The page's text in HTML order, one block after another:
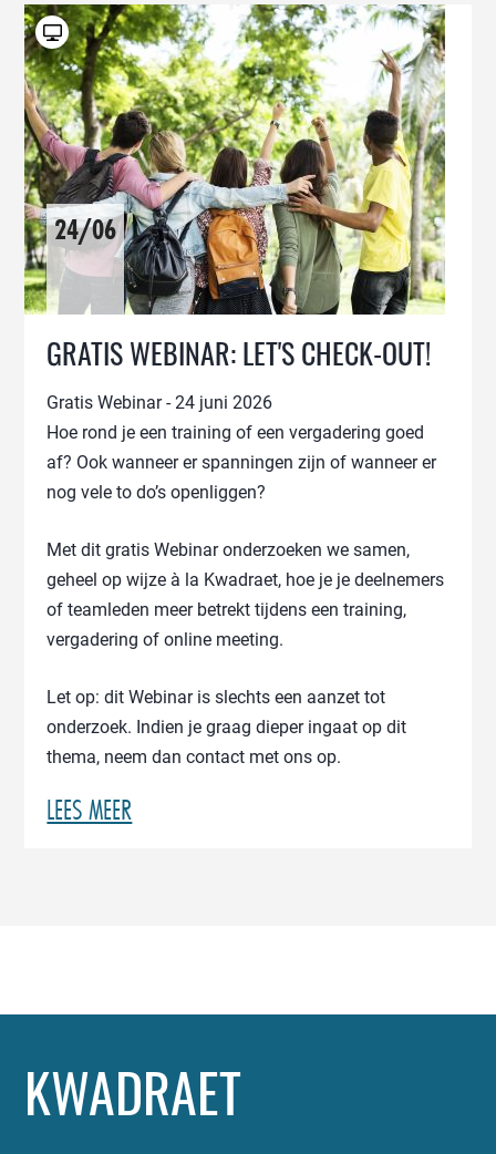
24/06
GRATIS WEBINAR: LET'S CHECK-OUT!
Gratis Webinar - 24 juni 2026
Hoe rond je een training of een vergadering goed
af? Ook wanneer er spanningen zijn of wanneer er
nog vele to do’s openliggen?
Met dit gratis Webinar onderzoeken we samen,
geheel op wijze à la Kwadraet, hoe je je deelnemers
of teamleden meer betrekt tijdens een training,
vergadering of online meeting.
Let op: dit Webinar is slechts een aanzet tot
onderzoek. Indien je graag dieper ingaat op dit
thema, neem dan contact met ons op.
LEES MEER
KWADRAET